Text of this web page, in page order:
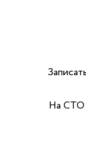
На СТО